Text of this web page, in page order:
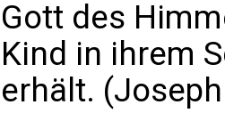
Gott des
Kind in ihrem
erhält.